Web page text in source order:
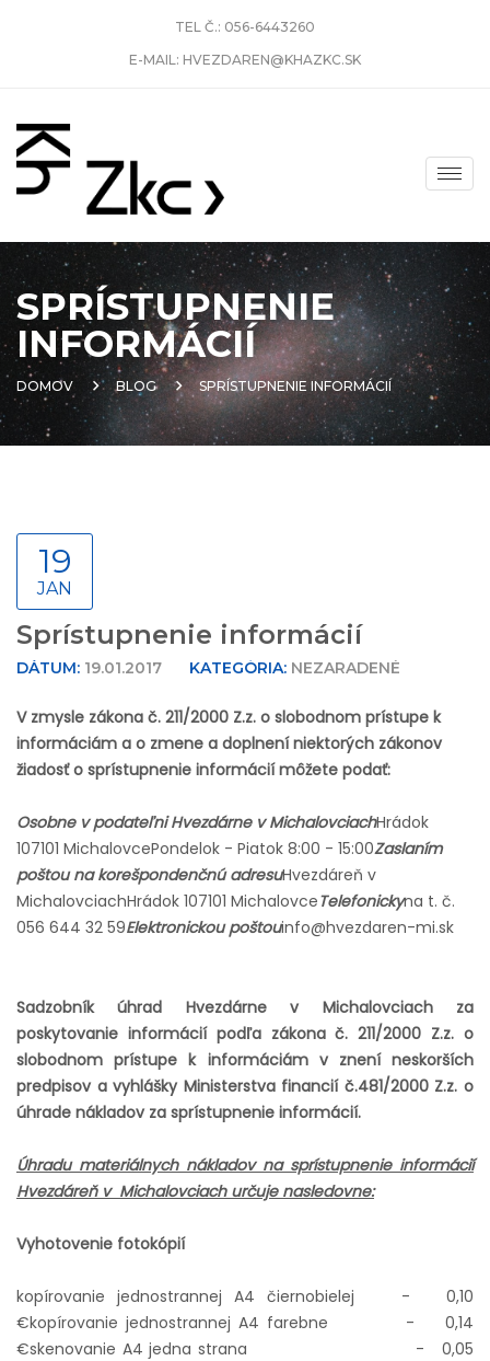
TEL Č.: 056-6443260
E-MAIL: HVEZDAREN@KHAZKC.SK
SPRÍSTUPNENIE
INFORMÁCIÍ
DOMOV BLOG SPRÍSTUPNENIE INFORMÁCIÍ
19
JAN
Sprístupnenie informácií
DÁTUM: 19.01.2017 KATEGÓRIA: NEZARADENÉ
V zmysle zákona č. 211/2000 Z.z. o slobodnom prístupe k
informáciám a o zmene a doplnení niektorých zákonov
žiadosť o sprístupnenie informácií môžete podať:
Osobne v podateľni Hvezdárne v MichalovciachHrádok
107101 MichalovcePondelok - Piatok 8:00 - 15:00Zaslaním
poštou na korešpondenčnú adresuHvezdáreň v
MichalovciachHrádok 107101 MichalovceTelefonickyna t. č.
056 644 32 59Elektronickou poštouinfo@hvezdaren-mi.sk
Sadzobník úhrad Hvezdárne v Michalovciach za
poskytovanie informácií podľa zákona č. 211/2000 Z.z. o
slobodnom prístupe k informáciám v znení neskorších
predpisov a vyhlášky Ministerstva financií č.481/2000 Z.z. o
úhrade nákladov za sprístupnenie informácií.
Úhradu materiálnych nákladov na sprístupnenie informácií
Hvezdáreň v Michalovciach určuje nasledovne:
Vyhotovenie fotokópií
kopírovanie jednostrannej A4 čiernobielej - 0,10
€kopírovanie jednostrannej A4 farebne - 0,14
€skenovanie A4 jedna strana - 0,05